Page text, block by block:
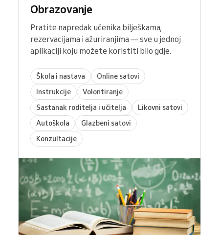
Obrazovanje
Pratite napredak učenika bilješkama,
rezervacijama i ažuriranjima — sve u jednoj
aplikaciji koju možete koristiti bilo gdje.
Škola i nastava
Online satovi
Instrukcije
Volontiranje
Sastanak roditelja i učitelja
Likovni satovi
Autoškola
Glazbeni satovi
Konzultacije